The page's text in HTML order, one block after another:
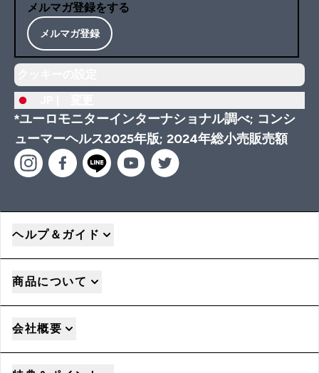
メルマガ登録をする
メルマガ登録
*ユーロモニターインターナショナル調べ; コンシ
ューマーヘルス2025年版; 2024年総小売販売額
ヘルプ＆ガイド
商品について
会社概要